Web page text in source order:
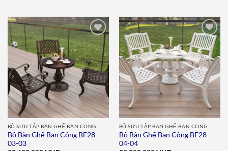
Add to
wishlist
BỘ SƯU TẬP BÀN GHẾ BAN CÔNG
Bộ Bàn Ghế Ban Công BF28-
03-03
Add to
wishlist
BỘ SƯU TẬP BÀN GHẾ BAN CÔNG
Bộ Bàn Ghế Ban Công BF28-
04-04